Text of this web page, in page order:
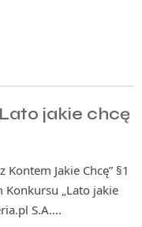
jakie chcę
Jakie Chcę” §1
„Lato jakie
S.A….